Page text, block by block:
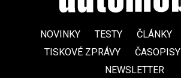
NOVINKY TESTY ČLÁNKY
TISKOVÉ ZPRÁVY
ČASOPISY
NEWSLETTER